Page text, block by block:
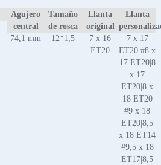
Agujero
central
Tamaño
de rosca
Llanta
original
Llanta
74,1 mm 12*1,5
7 x 16
ET20
7 x 17
ET20 #8 x
17 ET20|8
x 17
ET20|8 x
18 ET20
#9 x 18
ET20|8,5
x 18 ET14
#9,5 x 18
ET17|8,5